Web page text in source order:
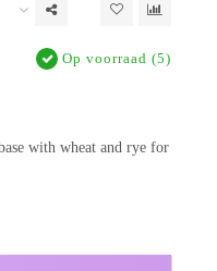
Op voorraad (5)
with wheat and rye for